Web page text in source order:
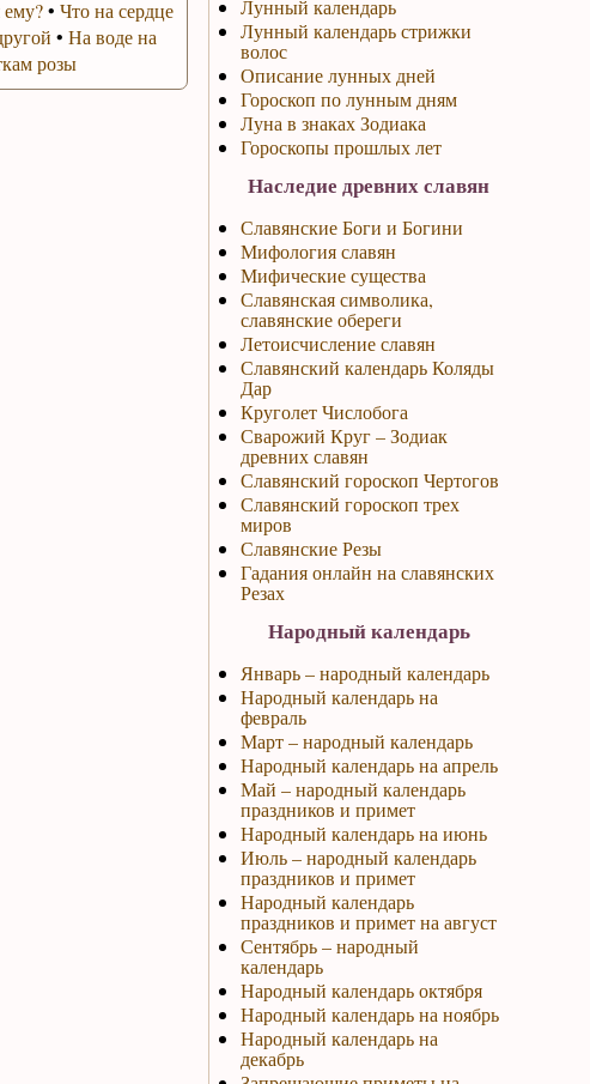
• Что на сердце
• На воде на
розы
Лунный календарь
Лунный календарь стрижки
волос
Описание лунных дней
Гороскоп по лунным дням
Луна в знаках Зодиака
Гороскопы прошлых лет
Наследие древних славян
Славянские Боги и Богини
Мифология славян
Мифические существа
Славянская символика,
славянские обереги
Летоисчисление славян
Славянский календарь Коляды
Дар
Круголет Числобога
Сварожий Круг – Зодиак
древних славян
Славянский гороскоп Чертогов
Славянский гороскоп трех
миров
Славянские Резы
Гадания онлайн на славянских
Резах
Народный календарь
Январь – народный календарь
Народный календарь на
февраль
Март – народный календарь
Народный календарь на апрель
Май – народный календарь
праздников и примет
Народный календарь на июнь
Июль – народный календарь
праздников и примет
Народный календарь
праздников и примет на август
Сентябрь – народный
календарь
Народный календарь октября
Народный календарь на ноябрь
Народный календарь на
декабрь